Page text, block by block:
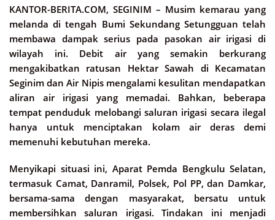
KANTOR-BERITA.COM, SEGINIM – Musim kemarau yang
melanda di tengah Bumi Sekundang Setungguan telah
membawa dampak serius pada pasokan air irigasi di
wilayah ini. Debit air yang semakin berkurang
mengakibatkan ratusan Hektar Sawah di Kecamatan
Seginim dan Air Nipis mengalami kesulitan mendapatkan
aliran air irigasi yang memadai. Bahkan, beberapa
tempat penduduk melobangi saluran irigasi secara ilegal
hanya untuk menciptakan kolam air deras demi
memenuhi kebutuhan mereka.
Menyikapi situasi ini, Aparat Pemda Bengkulu Selatan,
termasuk Camat, Danramil, Polsek, Pol PP, dan Damkar,
bersama-sama dengan masyarakat, bersatu untuk
membersihkan saluran irigasi. Tindakan ini menjadi